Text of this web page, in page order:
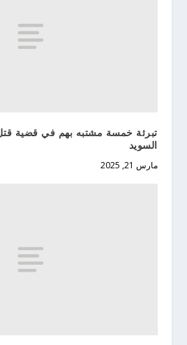
تبرئة خمسة مشتبه بهم في قضية
السويد
مارس 21, 2025